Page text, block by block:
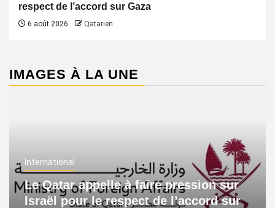
respect de l’accord sur Gaza
6 août 2026 Qatarien
IMAGES À LA UNE
International
Le Qatar appelle à faire pression sur
Israël pour le respect de l’accord sur